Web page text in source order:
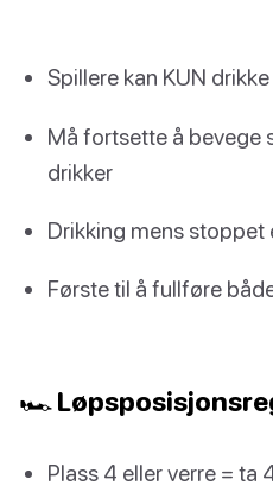
Spillere kan KUN
Må fortsette å bevege
drikker
Drikking mens
Første til å fullføre
🏎️
Plass 4 eller verre = ta